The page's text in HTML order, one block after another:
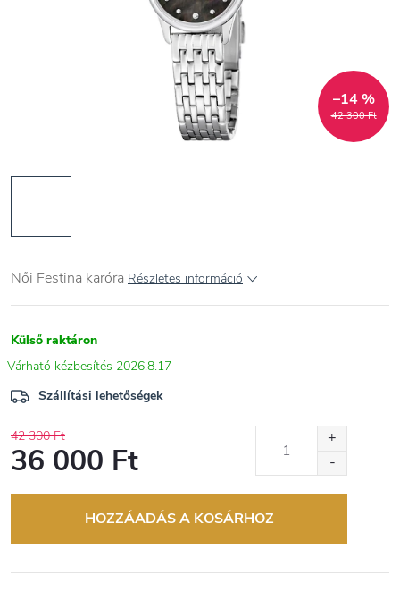
42 300 Ft
–14 %
Női Festina karóra Részletes információ
Külső raktáron
2026.8.17
Szállítási lehetőségek
42 300 Ft
36 000 Ft
HOZZÁADÁS A KOSÁRHOZ